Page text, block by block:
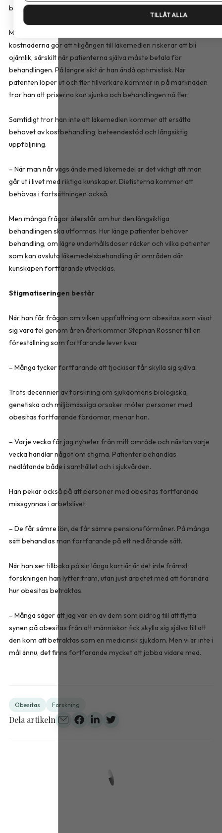
bättre och bättre.
Men genombrottet kommer ännu inte alla till del. De höga
kostnaderna gör att tillgången till läkemedlen riskerar att bli
ojämlik, särskilt när patienterna själva måste betala för
behandlingen. På längre sikt är han ändå optimistisk. När
patenten löper ut och fler tillverkare kommer in på marknaden
tror han att priserna kan sjunka och behandlingen nå fler.
Samtidigt tror han inte att läkemedlen kommer att ersätta
behovet av kostbehandling, beteendestöd och långsiktig
uppföljning.
– När man når vägs ände med läkemedel är det viktigt att man
går ut i livet med riktiga kunskaper. Dietisterna kommer att
behövas i fortsättningen också.
Men många frågor återstår om hur den långsiktiga
behandlingen ska utformas. Hur länge patienter behöver
behandling, om lägre underhållsdoser räcker och vilka patienter
som kan avsluta läkemedelsbehandling är områden där
kunskapen fortfarande utvecklas.
Stigmatiseringen består
När han får frågan om vilken uppfattning om obesitas som visat
sig vara fel genom åren återkommer Stephan Rössner till en
föreställning som fortfarande lever kvar.
– Många tycker fortfarande att tjockisar får skylla sig själva.
Trots decennier av forskning om sjukdomens biologiska,
genetiska och miljömässiga orsaker möter personer med
obesitas fortfarande fördomar, menar han.
– Varje vecka får jag nyheter från mitt område och nästan varje
vecka handlar något om stigma. Patienter behandlas
nedlåtande både i samhället och i sjukvården.
Han pekar också på att personer med obesitas fortfarande
missgynnas i arbetslivet.
– De får sämre lön, de får sämre pensionsförmåner. På många
sätt behandlas man fortfarande på ett nedlåtande sätt.
När han ser tillbaka på sin långa karriär är det inte främst
forskningen han lyfter fram, utan just arbetet med att förändra
hur obesitas betraktas.
– Många säger att jag var en av dem som bidrog till att flytta
synen på obesitas från att människor fick skylla sig själva till att
den kom att betraktas som en medicinsk sjukdom. Men vi är inte i
mål ännu, det finns fortfarande mycket att jobba vidare med.
Obesitas Forskning
Dela artikeln
TILLÅT ALLA